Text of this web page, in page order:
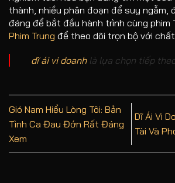
thành, nhiều phân đoạn để suy ngẫm,
đáng để bắt đầu hành trình cùng phim
Phim Trung để theo dõi trọn bộ với
dĩ ái vi doanhlà lựa chọn tiếp
Gió Nam Hiểu Lòng Tôi: Bản
Tình Ca Đau Đớn Rất Đáng
Xem
Dĩ Ái Vi
Tài Và